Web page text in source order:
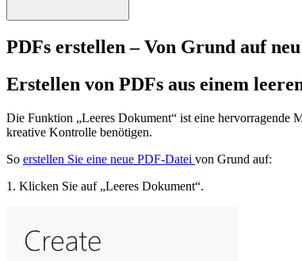
PDFs erstellen – Von Grund auf
Erstellen von PDFs aus einem
Die Funktion „Leeres Dokument“ ist eine hervorragende
kreative Kontrolle benötigen.
So erstellen Sie eine neue PDF-Datei von Grund auf:
1. Klicken Sie auf „Leeres Dokument“.